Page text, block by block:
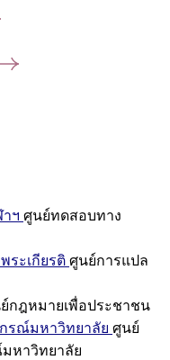
ฯ ศูนย์ทดสอบทาง
ระเกียรติ ศูนย์การแปล
กฎหมายเพื่อประชาชน
รณ์มหาวิทยาลัย ศูนย์
หาวิทยาลัย